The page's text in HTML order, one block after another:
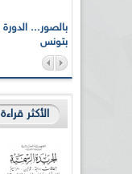
بتونس
الأكثر قراءة